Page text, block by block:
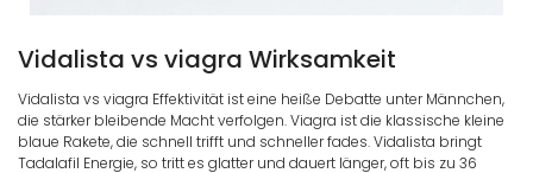
Vidalista vs viagra Wirksamkeit
Vidalista vs viagra Effektivität ist eine heiße Debatte unter Männchen,
die stärker bleibende Macht verfolgen. Viagra ist die klassische kleine
blaue Rakete, die schnell trifft und schneller fades. Vidalista bringt
Tadalafil Energie, so tritt es glatter und dauert länger, oft bis zu 36